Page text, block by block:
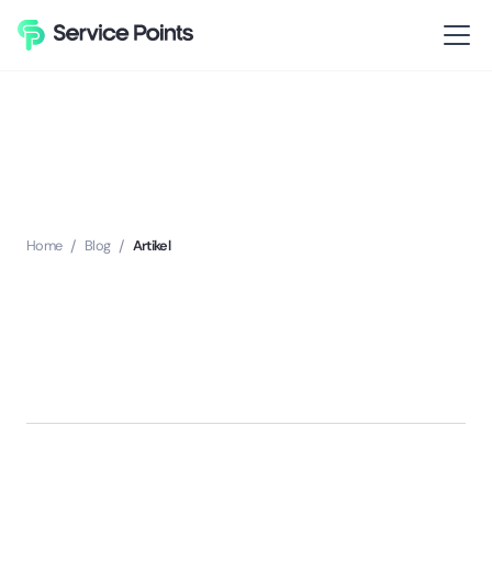
Home / Blog / Artikel